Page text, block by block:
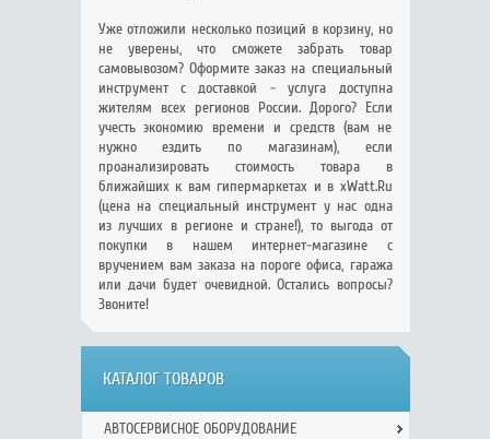
Уже отложили несколько позиций в корзину, но
не уверены, что сможете забрать товар
самовывозом? Оформите заказ на специальный
инструмент с доставкой - услуга доступна
жителям всех регионов России. Дорого? Если
учесть экономию времени и средств (вам не
нужно ездить по магазинам), если
проанализировать стоимость товара в
ближайших к вам гипермаркетах и в xWatt.Ru
(цена на специальный инструмент у нас одна
из лучших в регионе и стране!), то выгода от
покупки в нашем интернет-магазине с
вручением вам заказа на пороге офиса, гаража
или дачи будет очевидной. Остались вопросы?
Звоните!
КАТАЛОГ ТОВАРОВ
АВТОСЕРВИСНОЕ ОБОРУДОВАНИЕ